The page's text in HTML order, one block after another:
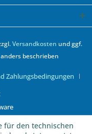
Versandkosten und ggf.
beschrieben
Zahlungsbedingungen
für den technischen